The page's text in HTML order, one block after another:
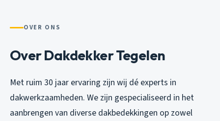
OVER ONS
Over Dakdekker Tegelen
Met ruim 30 jaar ervaring zijn wij dé experts in
dakwerkzaamheden. We zijn gespecialiseerd in het
aanbrengen van diverse dakbedekkingen op zowel